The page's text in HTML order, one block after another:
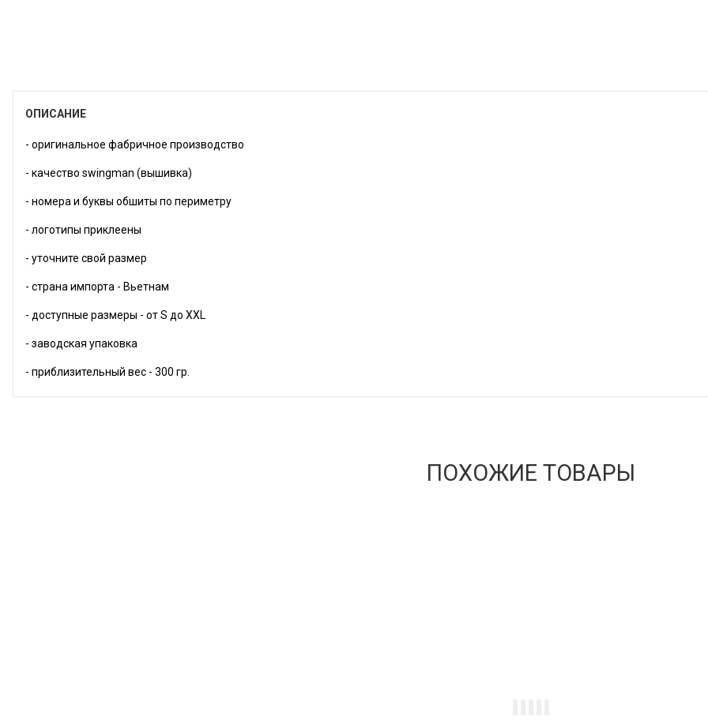
ОПИСАНИЕ
- оригинальное фабричное производство
- качество swingman (вышивка)
- номера и буквы обшиты по периметру
- логотипы приклеены
- уточните свой размер
- страна импорта - Вьетнам
- доступные размеры - от S до XXL
- заводская упаковка
- приблизительный вес - 300 гр.
ПОХОЖИЕ ТОВАРЫ